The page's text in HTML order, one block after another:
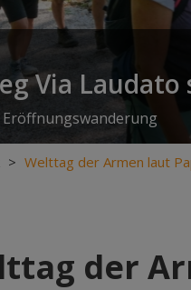
Via Laudato
Eröffnungswanderung
> Welttag der Armen laut
der